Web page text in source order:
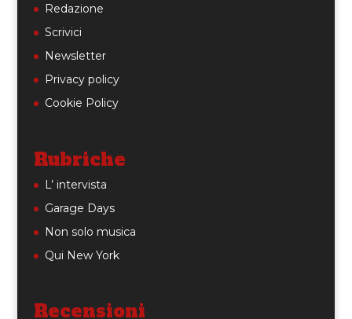
Redazione
Scrivici
Newsletter
Privacy policy
Cookie Policy
Rubriche
L’ intervista
Garage Days
Non solo musica
Qui New York
Recensioni